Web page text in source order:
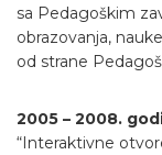
sa Pedagoškim
obrazovanja,
od strane
2005 – 2008.
“Interaktivne